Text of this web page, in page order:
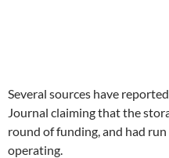
Several sources have
Journal claiming that the
round of funding, and had
operating.